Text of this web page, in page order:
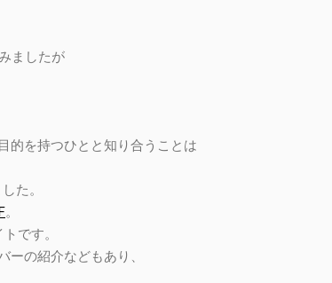
ましたが
的を持つひとと知り合うことは
た。
。
です。
の紹介などもあり、